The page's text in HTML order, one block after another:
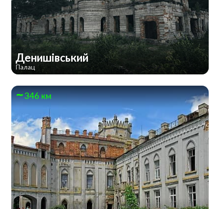
Денишівський
Палац
346 км